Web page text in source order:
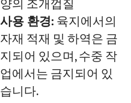
양의 조개껍질
사용 환경:육지에서의
자재 적재 및 하역은 금
지되어 있으며, 수중 작
업에서는 금지되어 있
습니다.